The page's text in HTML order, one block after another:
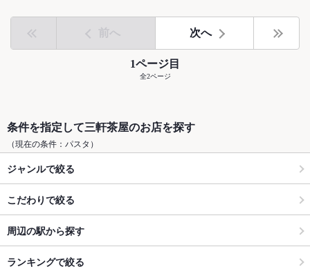
前へ 次へ
1ページ目
全2ページ
条件を指定して三軒茶屋のお店を探す
（現在の条件：パスタ）
ジャンルで絞る
こだわりで絞る
周辺の駅から探す
ランキングで絞る